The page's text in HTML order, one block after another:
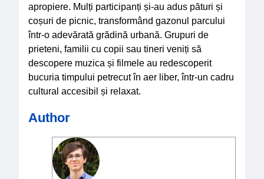
apropiere. Mulți participanți și-au adus pături și
coșuri de picnic, transformând gazonul parcului
într-o adevărată grădină urbană. Grupuri de
prieteni, familii cu copii sau tineri veniți să
descopere muzica și filmele au redescoperit
bucuria timpului petrecut în aer liber, într-un cadru
cultural accesibil și relaxat.
Author